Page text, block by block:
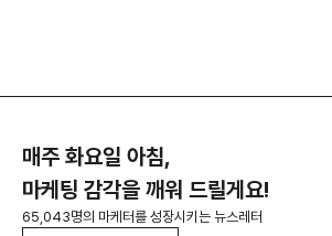
매주 화요일 아침,
마케팅 감각을 깨워 드릴게요!
65,043명의 마케터를 성장시키는 뉴스레터